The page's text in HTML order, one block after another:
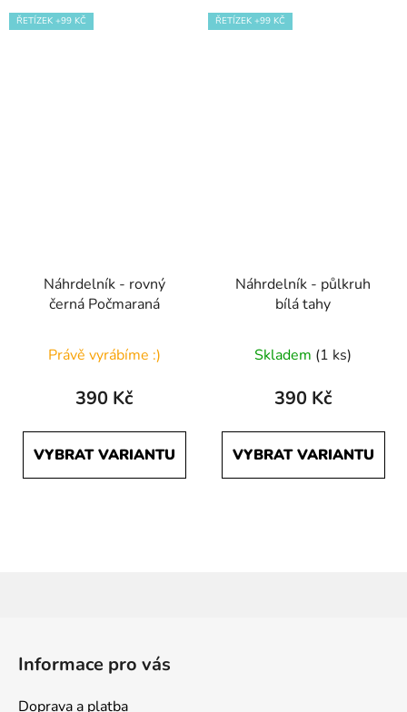
ŘETÍZEK +99 KČ
Náhrdelník - rovný
černá Počmaraná
Právě vyrábíme :)
390 Kč
VYBRAT VARIANTU
ŘETÍZEK +99 KČ
Náhrdelník - půlkruh
bílá tahy
Skladem (1 ks)
390 Kč
VYBRAT VARIANTU
Informace pro vás
Doprava a platba